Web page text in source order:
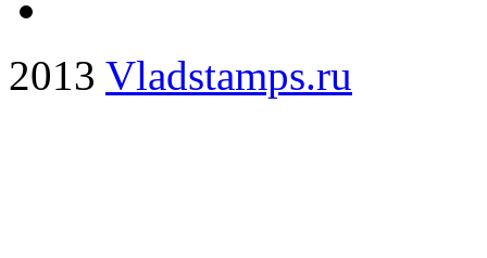
2013 Vladstamps.ru